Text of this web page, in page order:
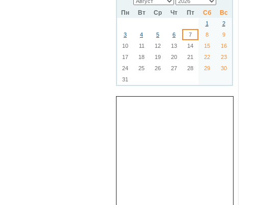
Пн Вт Ср Чт Пт Сб Вс
1
2
3
4 5 6 7 8
9
10
11 12 13 14 15
16
17
18 19 20 21 22
23
24
25 26 27 28 29
30
31